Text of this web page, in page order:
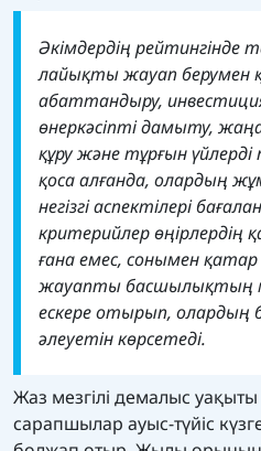
Әкімдердің рейтингінде
лайықты жауап берумен
абаттандыру,
өнеркәсіпті дамыту,
құру және тұрғын үйлерді
қоса алғанда, олардың
негізгі аспектілері
критерийлер өңірлердің
ғана емес, сонымен
жауапты басшылықтың
ескере отырып, олардың
әлеуетін көрсетеді.
Жаз мезгілі демалыс
сарапшылар ауыс-түйіс